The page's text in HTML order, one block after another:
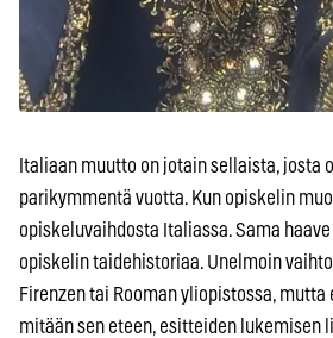
Italiaan muutto on jotain sellaista, josta
parikymmentä vuotta. Kun opiskelin
opiskeluvaihdosta Italiassa. Sama
opiskelin taidehistoriaa. Unelmoin
Firenzen tai Rooman yliopistossa, mutta
mitään sen eteen, esitteiden lukemisen